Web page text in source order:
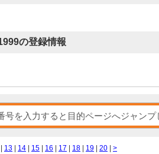
の登録情報
13 14 15 16 17 18 19 20 >